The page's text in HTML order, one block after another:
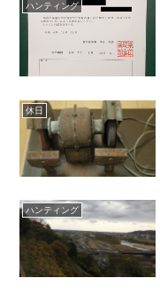
ハンティング
休日
ハンティング